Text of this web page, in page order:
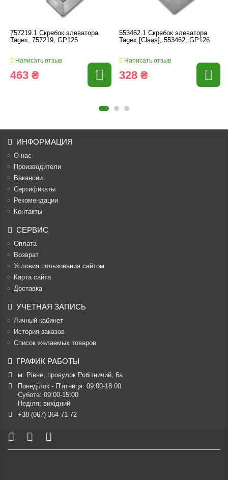
757219.1 Скребок элеватора
Tagex, 757219, GP125
Написать отзыв
463 ₴
553462.1 Скребок элеватора
Tagex [Claas], 553462, GP126
Написать отзыв
328 ₴
ИНФОРМАЦИЯ
О нас
Производители
Вакансии
Cертификаты
Рекомендации
Контакты
СЕРВИС
Оплата
Возврат
Условия пользования сайтом
Карта сайта
Доставка
УЧЕТНАЯ ЗАПИСЬ
Личный кабинет
История заказов
Список желаемых товаров
ГРАФИК РАБОТЫ
м. Рівне, провулок Робітничий, 6а
Понеділок - П’ятниця: 09:00-18:00
Субота: 09:00-15:00
Неділя: вихідний
+38 (067) 364 71 72